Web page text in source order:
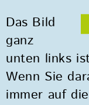
Das Bild
ganz
unten links
Wenn Sie
immer auf